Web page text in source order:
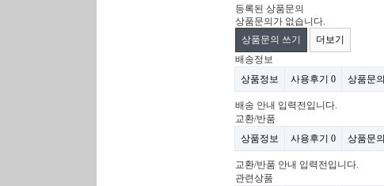
등록된 상품문의
상품문의가 없습니다.
상품문의 쓰기
더보기
배송정보
상품정보
사용후기 0 상품문의
배송 안내 입력전입니다.
교환/반품
상품정보
사용후기 0 상품문의
교환/반품 안내 입력전입니다.
관련상품